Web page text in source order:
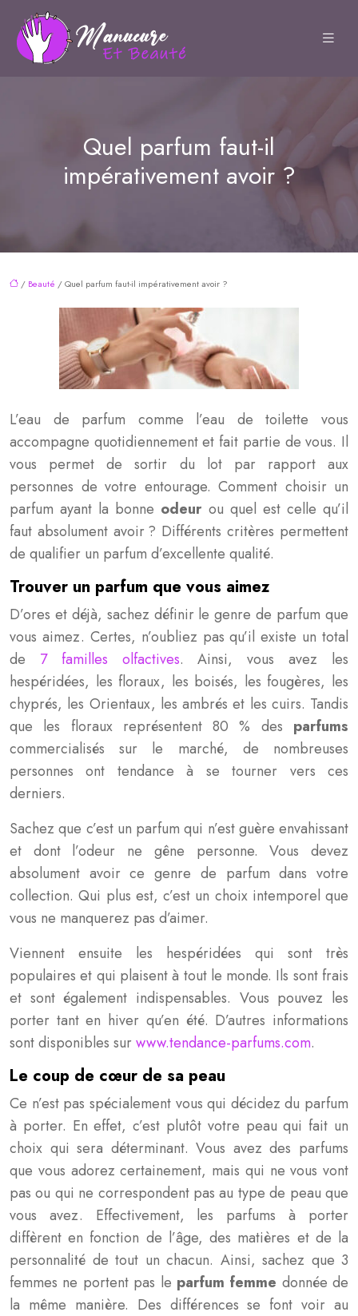
Quel parfum faut-il
impérativement avoir ?
/ Beauté / Quel parfum faut-il impérativement avoir ?
L’eau de parfum comme l’eau de toilette vous
accompagne quotidiennement et fait partie de vous. Il
vous permet de sortir du lot par rapport aux
personnes de votre entourage. Comment choisir un
parfum ayant la bonne odeur ou quel est celle qu’il
faut absolument avoir ? Différents critères permettent
de qualifier un parfum d’excellente qualité.
Trouver un parfum que vous aimez
D’ores et déjà, sachez définir le genre de parfum que
vous aimez. Certes, n’oubliez pas qu’il existe un total
de 7 familles olfactives. Ainsi, vous avez les
hespéridées, les floraux, les boisés, les fougères, les
chyprés, les Orientaux, les ambrés et les cuirs. Tandis
que les floraux représentent 80 % des parfums
commercialisés sur le marché, de nombreuses
personnes ont tendance à se tourner vers ces
derniers.
Sachez que c’est un parfum qui n’est guère envahissant
et dont l’odeur ne gêne personne. Vous devez
absolument avoir ce genre de parfum dans votre
collection. Qui plus est, c’est un choix intemporel que
vous ne manquerez pas d’aimer.
Viennent ensuite les hespéridées qui sont très
populaires et qui plaisent à tout le monde. Ils sont frais
et sont également indispensables. Vous pouvez les
porter tant en hiver qu’en été. D’autres informations
sont disponibles surwww.tendance-parfums.com.
Le coup de cœur de sa peau
Ce n’est pas spécialement vous qui décidez du parfum
à porter. En effet, c’est plutôt votre peau qui fait un
choix qui sera déterminant. Vous avez des parfums
que vous adorez certainement, mais qui ne vous vont
pas ou qui ne correspondent pas au type de peau que
vous avez. Effectivement, les parfums à porter
diffèrent en fonction de l’âge, des matières et de la
personnalité de tout un chacun. Ainsi, sachez que 3
femmes ne portent pas le parfum femme donnée de
la même manière. Des différences se font voir au